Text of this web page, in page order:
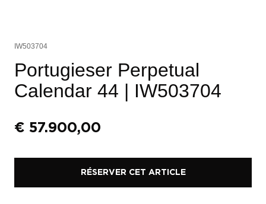
IW503704
Portugieser Perpetual
Calendar 44 | IW503704
€ 57.900,00
RÉSERVER CET ARTICLE